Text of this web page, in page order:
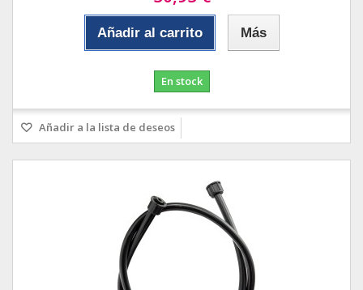
Añadir al carrito Más
En stock
Añadir a la lista de deseos